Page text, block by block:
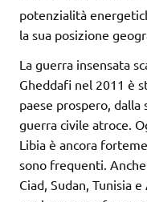
potenzialità
la sua posizione
La guerra insensata
Gheddafi nel 2011 è
paese prospero,
guerra civile atroce.
Libia è ancora
sono frequenti.
Ciad, Sudan, Tunisia